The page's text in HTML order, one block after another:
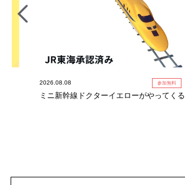
2026.08.08 参加無料
ミニ新幹線ドクターイエローがやってくる